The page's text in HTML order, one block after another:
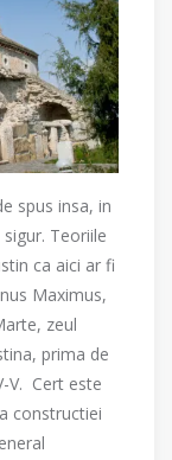
spus insa, in
Teoriile
ca aici ar fi
Maximus,
zeul
prima de
V. Cert este
constructiei